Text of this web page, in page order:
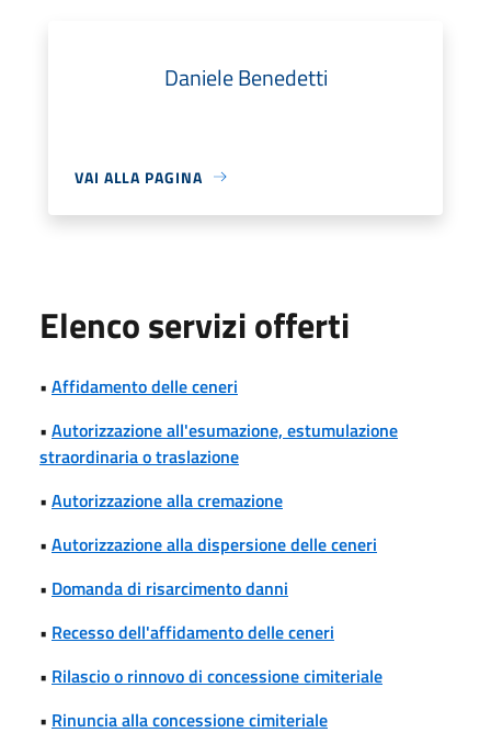
Daniele Benedetti
VAI ALLA PAGINA
Elenco servizi offerti
• Affidamento delle ceneri
• Autorizzazione all'esumazione, estumulazione
straordinaria o traslazione
• Autorizzazione alla cremazione
• Autorizzazione alla dispersione delle ceneri
• Domanda di risarcimento danni
• Recesso dell'affidamento delle ceneri
• Rilascio o rinnovo di concessione cimiteriale
• Rinuncia alla concessione cimiteriale